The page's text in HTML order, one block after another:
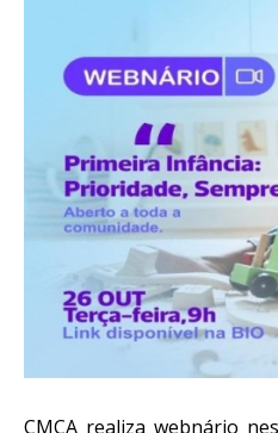
CMCA realiza webnário